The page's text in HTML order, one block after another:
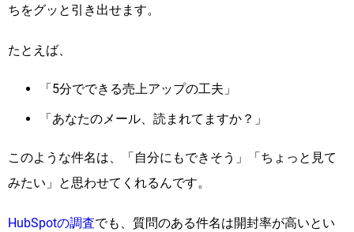
ちをグッと引き出せます。
たとえば、
「5分でできる売上アップの工夫」
「あなたのメール、読まれてますか？」
このような件名は、「自分にもできそう」「ちょっと見て
みたい」と思わせてくれるんです。
HubSpotの調査でも、質問のある件名は開封率が高いとい